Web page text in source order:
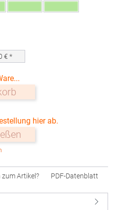
€ *
hier ab.
zum Artikel? PDF-Datenblatt